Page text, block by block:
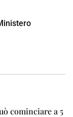
cominciare a 5